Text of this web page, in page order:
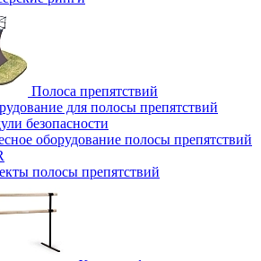
Полоса препятствий
для полосы препятствий
безопасности
оборудование полосы препятствий
полосы препятствий